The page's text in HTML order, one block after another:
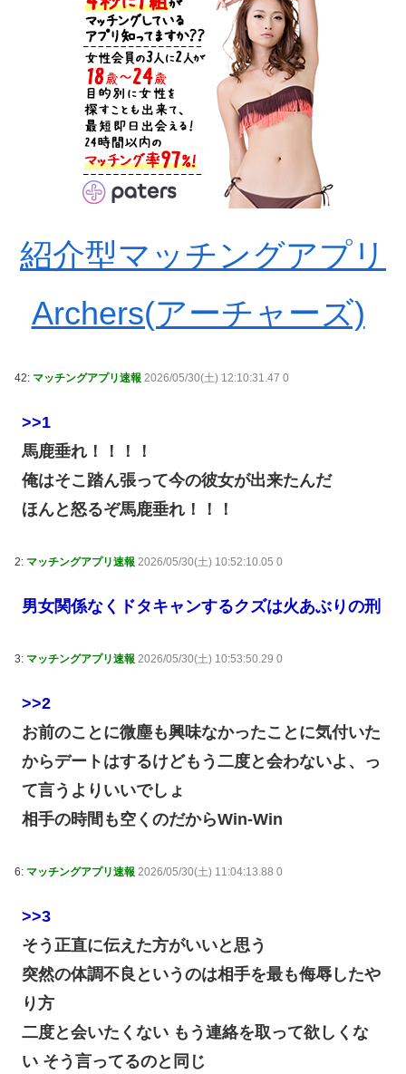
紹介型マッチングアプリ
Archers(アーチャーズ)
42: マッチングアプリ速報 2026/05/30(土) 12:10:31.47 0
>>1
馬鹿垂れ！！！！
俺はそこ踏ん張って今の彼女が出来たんだ
ほんと怒るぞ馬鹿垂れ！！！
2: マッチングアプリ速報 2026/05/30(土) 10:52:10.05 0
男女関係なくドタキャンするクズは火あぶりの刑
3: マッチングアプリ速報 2026/05/30(土) 10:53:50.29 0
>>2
お前のことに微塵も興味なかったことに気付いた
からデートはするけどもう二度と会わないよ、っ
て言うよりいいでしょ
相手の時間も空くのだからWin-Win
6: マッチングアプリ速報 2026/05/30(土) 11:04:13.88 0
>>3
そう正直に伝えた方がいいと思う
突然の体調不良というのは相手を最も侮辱したや
り方
二度と会いたくない もう連絡を取って欲しくな
い そう言ってるのと同じ